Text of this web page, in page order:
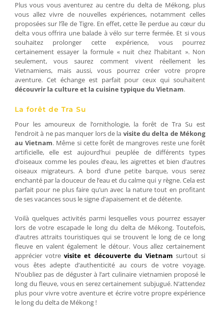
Plus vous vous aventurez au centre du delta de Mékong, plus
vous allez vivre de nouvelles expériences, notamment celles
proposées sur l’île de Tigre. En effet, cette île perdue au cœur du
delta vous offrira une balade à vélo sur terre fermée. Et si vous
souhaitez prolonger cette expérience, vous pourrez
certainement essayer la formule « nuit chez l’habitant ». Non
seulement, vous saurez comment vivent réellement les
Vietnamiens, mais aussi, vous pourrez créer votre propre
aventure. Cet échange est parfait pour ceux qui souhaitent
découvrir la culture et la cuisine typique du Vietnam.
La forêt de Tra Su
Pour les amoureux de l’ornithologie, la forêt de Tra Su est
l’endroit à ne pas manquer lors de la visite du delta de Mékong
au Vietnam. Même si cette forêt de mangroves reste une forêt
artificielle, elle est aujourd’hui peuplée de différents types
d’oiseaux comme les poules d’eau, les aigrettes et bien d’autres
oiseaux migrateurs. A bord d’une petite barque, vous serez
enchanté par la douceur de l’eau et du calme qui y règne. Cela est
parfait pour ne plus faire qu’un avec la nature tout en profitant
de ses vacances sous le signe d’apaisement et de détente.
Voilà quelques activités parmi lesquelles vous pourrez essayer
lors de votre escapade le long du delta de Mékong. Toutefois,
d’autres attraits touristiques qui se trouvent le long de ce long
fleuve en valent également le détour. Vous allez certainement
apprécier votrevisite et découverte du Vietnam surtout si
vous êtes adepte d’authenticité au cours de votre voyage.
N’oubliez pas de déguster à l’art culinaire vietnamien proposé le
long du fleuve, vous en serez certainement subjugué. N’attendez
plus pour vivre votre aventure et écrire votre propre expérience
le long du delta de Mékong !